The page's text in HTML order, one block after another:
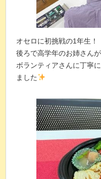
オセロに初挑戦の1年生！
後ろで高学年のお姉さんが
ボランティアさんに丁寧
ました